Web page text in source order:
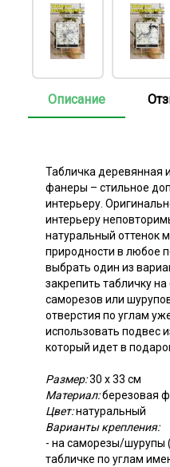
Описание
Табличка деревянная
фанеры – стильное
интерьеру.
интерьеру
натуральный оттенок
природности в любое
выбрать один из
закрепить табличку
саморезов или
отверстия по углам
использовать подвес
который идет в
Размер:30 х 33 см
Материал:березовая
Цвет:натуральный
Варианты крепления:
- на саморезы/шурупы
табличке по углам